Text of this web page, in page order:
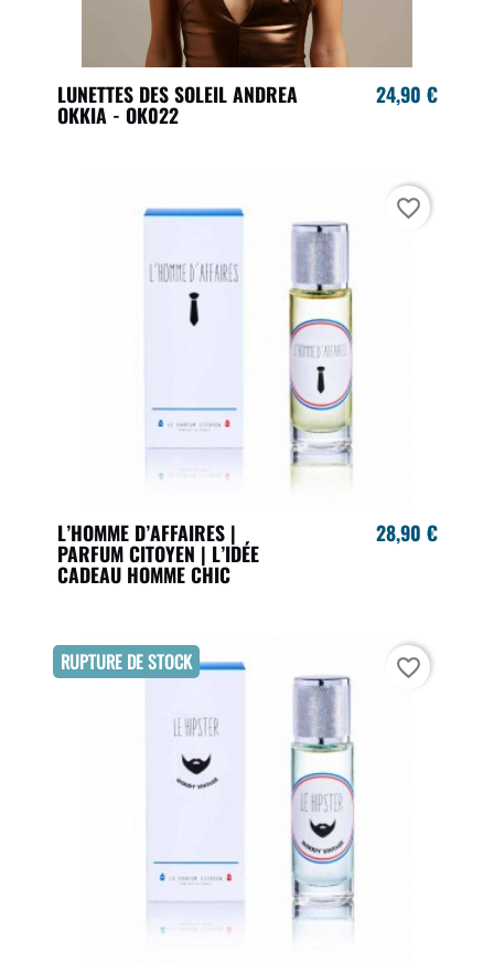
LUNETTES DES SOLEIL ANDREA
OKKIA - OK022
24,90 €
L’HOMME D’AFFAIRES |
PARFUM CITOYEN | L’IDÉE
CADEAU HOMME CHIC
28,90 €
favorite_border
RUPTURE DE STOCK favorite_border